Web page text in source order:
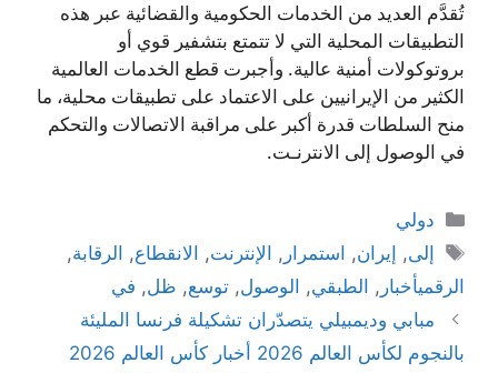
تُقدَّم العديد من الخدمات الحكومية والقضائية عبر هذه
التطبيقات المحلية التي لا تتمتع بتشفير قوي أو
بروتوكولات أمنية عالية. وأجبرت قطع الخدمات العالمية
الكثير من الإيرانيين على الاعتماد على تطبيقات محلية، ما
منح السلطات قدرة أكبر على مراقبة الاتصالات والتحكم
في الوصول إلى الانترنـت.
التصنيفات
دولي
الوسوم
إلى, إيران, استمرار , الإنترنت, الانقطاع, الرقابة,
الرقميأخبار , الطبقي, الوصول, توسع, ظل, في
مبابي وديمبيلي يتصدّران تشكيلة فرنسا المليئة
بالنجوم لكأس العالم 2026 أخبار كأس العالم 2026